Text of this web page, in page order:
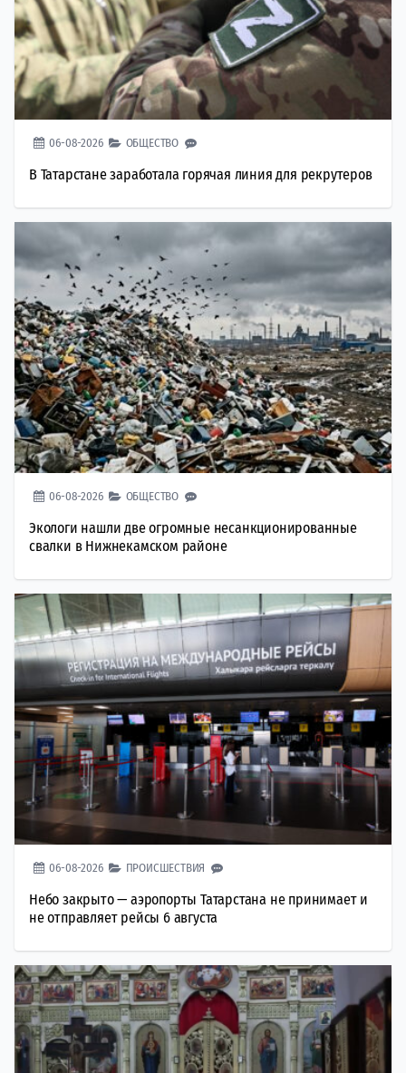
06-08-2026 ОБЩЕСТВО
В Татарстане заработала горячая линия для рекрутеров
06-08-2026 ОБЩЕСТВО
Экологи нашли две огромные несанкционированные
свалки в Нижнекамском районе
06-08-2026 ПРОИСШЕСТВИЯ
Небо закрыто — аэропорты Татарстана не принимает и
не отправляет рейсы 6 августа